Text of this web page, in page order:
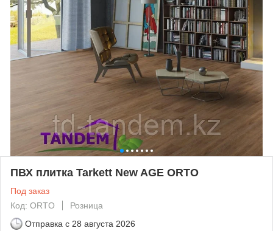
ПВХ плитка Tarkett New AGE ORTO
Под заказ
Код: ORTO
Розница
Отправка с 28 августа 2026